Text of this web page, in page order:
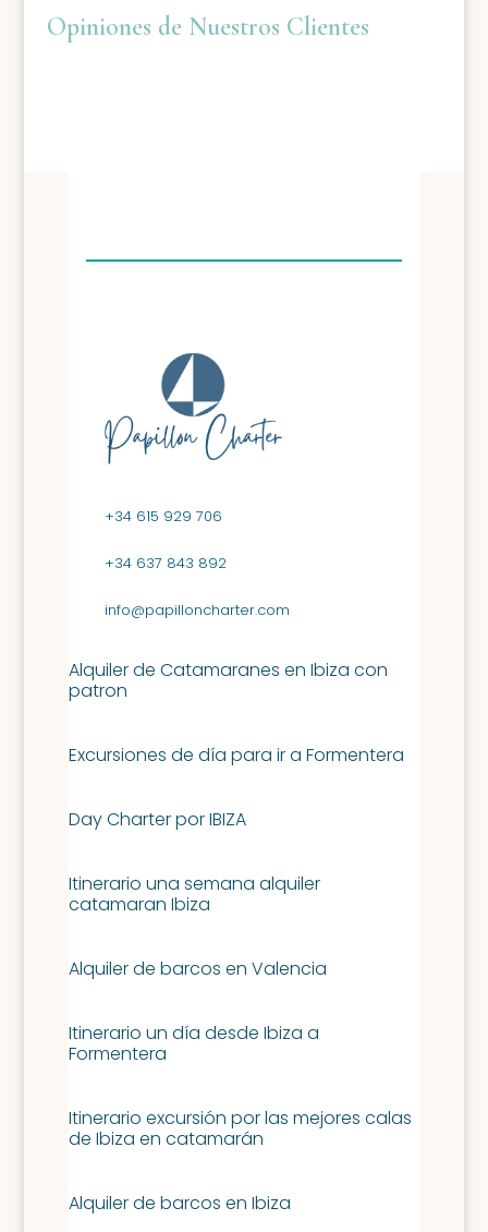
Opiniones de Nuestros Clientes
+34 615 929 706
+34 637 843 892
info@papilloncharter.com
Alquiler de Catamaranes en Ibiza con
patron
Excursiones de día para ir a Formentera
Day Charter por IBIZA
Itinerario una semana alquiler
catamaran Ibiza
Alquiler de barcos en Valencia
Itinerario un día desde Ibiza a
Formentera
Itinerario excursión por las mejores calas
de Ibiza en catamarán
Alquiler de barcos en Ibiza